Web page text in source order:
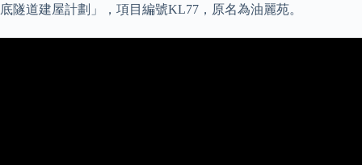
底隧道建屋計劃」，項目編號KL77，原名為油麗苑。